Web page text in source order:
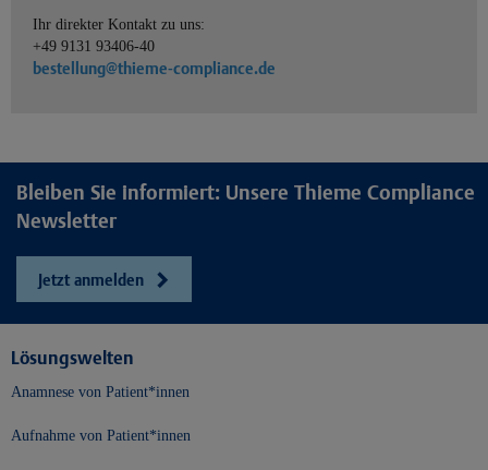
Ihr direkter Kontakt zu uns:
+49 9131 93406-40
bestellung@thieme-compliance.de
Bleiben Sie informiert: Unsere Thieme Compliance
Newsletter
Jetzt anmelden
Lösungswelten
Anamnese von Patient*innen
Aufnahme von Patient*innen